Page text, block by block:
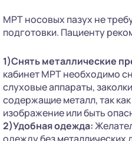
МРТ носовых пазух не
подготовки. Пациенту
1)Снять металлические
кабинет МРТ необходимо
слуховые аппараты,
содержащие металл, так
изображение или быть
2)Удобная одежда: